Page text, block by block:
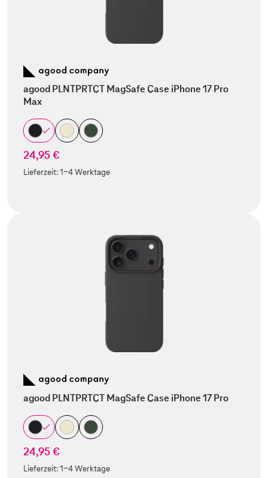
agood PLNTPRTCT MagSafe Case iPhone 17 Pro
Max
24,95 €
Lieferzeit:1-4 Werktage
agood PLNTPRTCT MagSafe Case iPhone 17 Pro
24,95 €
Lieferzeit:1-4 Werktage